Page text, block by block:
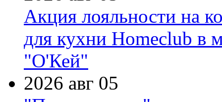
Акция лояльности на
для кухни Homeclub в
"О'Кей"
2026 авг 05